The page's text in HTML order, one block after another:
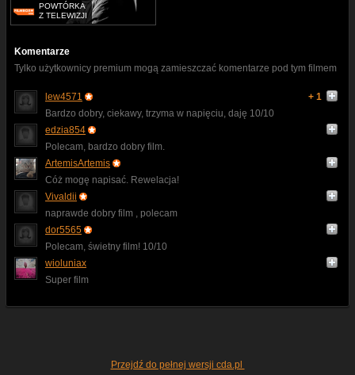
POWTÓRKA
Z TELEWIZJI
Komentarze
Tylko użytkownicy premium mogą zamieszczać komentarze pod tym filmem
lew4571
+ 1
Bardzo dobry, ciekawy, trzyma w napięciu, daję 10/10
edzia854
Polecam, bardzo dobry film.
ArtemisArtemis
Cóż mogę napisać. Rewelacja!
Vivaldii
naprawde dobry film , polecam
dor5565
Polecam, świetny film! 10/10
wioluniax
Super film
Przejdź do pełnej wersji cda.pl